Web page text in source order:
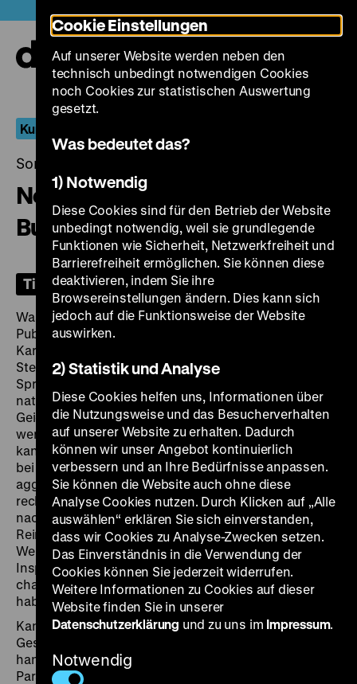
zum
Seiteninhalt
springen
Kurz gelacht
Sonntag, 15. Dezember 2024, 16.00 Uhr
No Business Like Show
Business?
Tickets
Was alles schief gehen kann bei einer Vorführung vor
Publikum, haben die Münchner Karl Valentin und Liesl
Karlstadt immer wieder durchgespielt. Sie schufen
Sternstunden des absurden Humors in deutscher
Sprache, auch unter den Bedingungen der
nationalsozialistischen Gewaltherrschaft. Dem
Geigenvirtuosen kann das Instrument weggepfändet
werden; die Suche nach einem Stück Antennendraht
kann eine Radioübertragung ins Chaos stürzen. Wo es
bei Valentin und Karlstadt mitunter ungehobelt und
aggressiv zugeht und stets mit dem Schlimmsten zu
rechnen ist, sehnt sich Du bist so schön, Berlinerin
nach musikbeseelter Harmonie: Der Schriftsteller
Reinhold (Robert Dorsay) und der Schlagerkomponist
Werner (Walter Gross) suchen verzweifelt nach
Inspiration für ihre neue Revue und finden sie bei zwei
charmanten Frauen aus Köln und Wien. Doch sie
haben die Rechnung ohne Berlin gemacht!
Kann man das Lächeln verlernen? Und kann eine
Geschichte, die in Zeiten der Diktatur genau davon
handelt, etwas anderes sein als eine hintergründige
Parabel?Das verlorene Lächeln
Cookie Einstellungen
Auf unserer Website werden neben den
technisch unbedingt notwendigen Cookies
noch Cookies zur statistischen Auswertung
gesetzt.
Was bedeutet das?
1) Notwendig
Diese Cookies sind für den Betrieb der Website
unbedingt notwendig, weil sie grundlegende
Funktionen wie Sicherheit, Netzwerkfreiheit und
Barrierefreiheit ermöglichen. Sie können diese
deaktivieren, indem Sie ihre
Browsereinstellungen ändern. Dies kann sich
jedoch auf die Funktionsweise der Website
auswirken.
2) Statistik und Analyse
Diese Cookies helfen uns, Informationen über
die Nutzungsweise und das Besucherverhalten
auf unserer Website zu erhalten. Dadurch
können wir unser Angebot kontinuierlich
verbessern und an Ihre Bedürfnisse anpassen.
Sie können die Website auch ohne diese
Analyse Cookies nutzen. Durch Klicken auf „Alle
auswählen“ erklären Sie sich einverstanden,
dass wir Cookies zu Analyse-Zwecken setzen.
Das Einverständnis in die Verwendung der
Cookies können Sie jederzeit widerrufen.
Weitere Informationen zu Cookies auf dieser
Website finden Sie in unserer
Datenschutzerklärung und zu uns im Impressum.
Notwendig